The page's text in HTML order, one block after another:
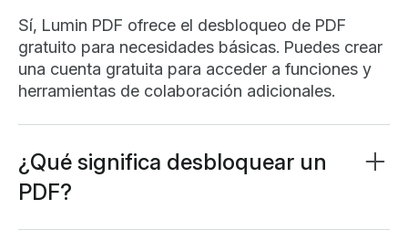
Sí, Lumin PDF ofrece el desbloqueo de PDF
gratuito para necesidades básicas. Puedes crear
una cuenta gratuita para acceder a funciones y
herramientas de colaboración adicionales.
¿Qué significa desbloquear un
PDF?